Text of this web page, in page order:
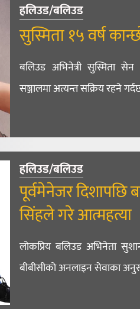
हलिउड/बलिउड
सुस्मिता १५ वर्ष
बलिउड अभिनेत्री सुस्मिता
सञ्जालमा अत्यन्त सक्रिय रहने
हलिउड/बलिउड
पूर्वमेनेजर दिशापछि
सिंहले गरे आत्महत्या
लोकप्रिय बलिउड अभिनेता
बीबीसीको अनलाइन सेवाका